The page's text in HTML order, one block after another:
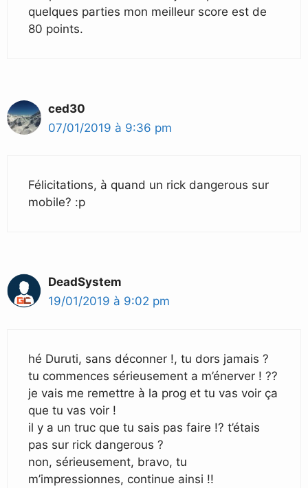
quelques parties mon meilleur score est de
80 points.
ced30
07/01/2019 à 9:36 pm
Félicitations, à quand un rick dangerous sur
mobile? :p
DeadSystem
19/01/2019 à 9:02 pm
hé Duruti, sans déconner !, tu dors jamais ?
tu commences sérieusement a m’énerver ! ??
je vais me remettre à la prog et tu vas voir ça
que tu vas voir !
il y a un truc que tu sais pas faire !? t’étais
pas sur rick dangerous ?
non, sérieusement, bravo, tu
m’impressionnes, continue ainsi !!